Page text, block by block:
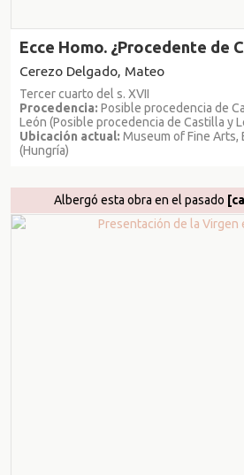
Ecce Homo. ¿Procedente de
Cerezo Delgado, Mateo
Tercer cuarto del s. XVII
Procedencia: Posible procedencia de
León (Posible procedencia de Castilla y
Ubicación actual: Museum of Fine Arts,
(Hungría)
Albergó esta obra en el pasado